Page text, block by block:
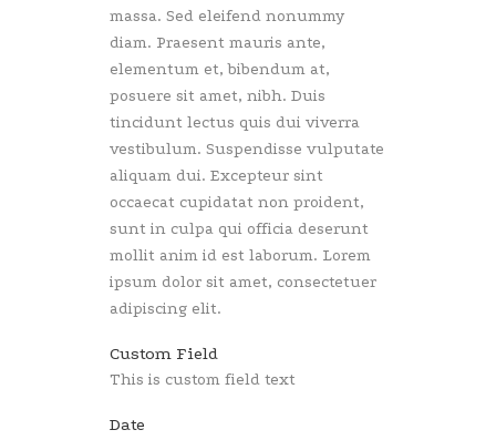
massa. Sed eleifend nonummy
diam. Praesent mauris ante,
elementum et, bibendum at,
posuere sit amet, nibh. Duis
tincidunt lectus quis dui viverra
vestibulum. Suspendisse vulputate
aliquam dui. Excepteur sint
occaecat cupidatat non proident,
sunt in culpa qui officia deserunt
mollit anim id est laborum. Lorem
ipsum dolor sit amet, consectetuer
adipiscing elit.
Custom Field
This is custom field text
Date